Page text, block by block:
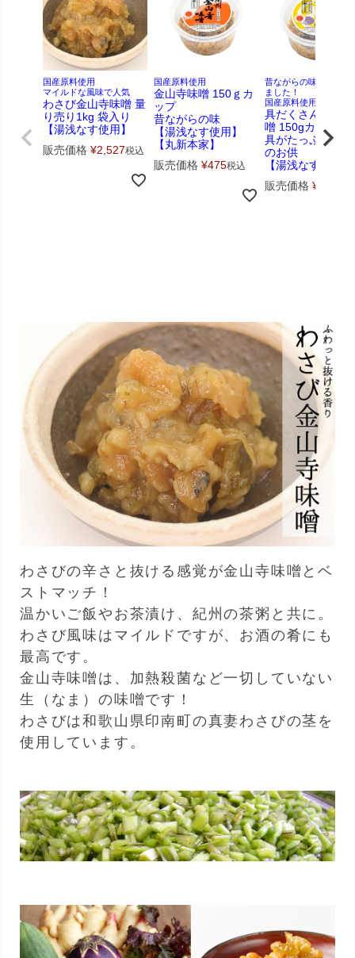
国産原料使用
マイルドな風味で人気
わさび金山寺味噌 量
り売り1kg 袋入り
【湯浅なす使用】
販売価格 ¥2,527税込
国産原料使用
金山寺味噌 150ｇカ
ップ
昔ながらの味
【湯浅なす使用】
【丸新本家】
販売価格 ¥475税込
昔ながらの味の具を多
ました！
国産原料使用
具だくさん金山
噌 150gカップ
具がたっぷりの
のお供
【湯浅なす使用】
販売価格 ¥
わさびの辛さと抜ける感覚が金山寺味噌とベ
ストマッチ！
温かいご飯やお茶漬け、紀州の茶粥と共に。
わさび風味はマイルドですが、お酒の肴にも
最高です。
金山寺味噌は、加熱殺菌など一切していない
生（なま）の味噌です！
わさびは和歌山県印南町の真妻わさびの茎を
使用しています。